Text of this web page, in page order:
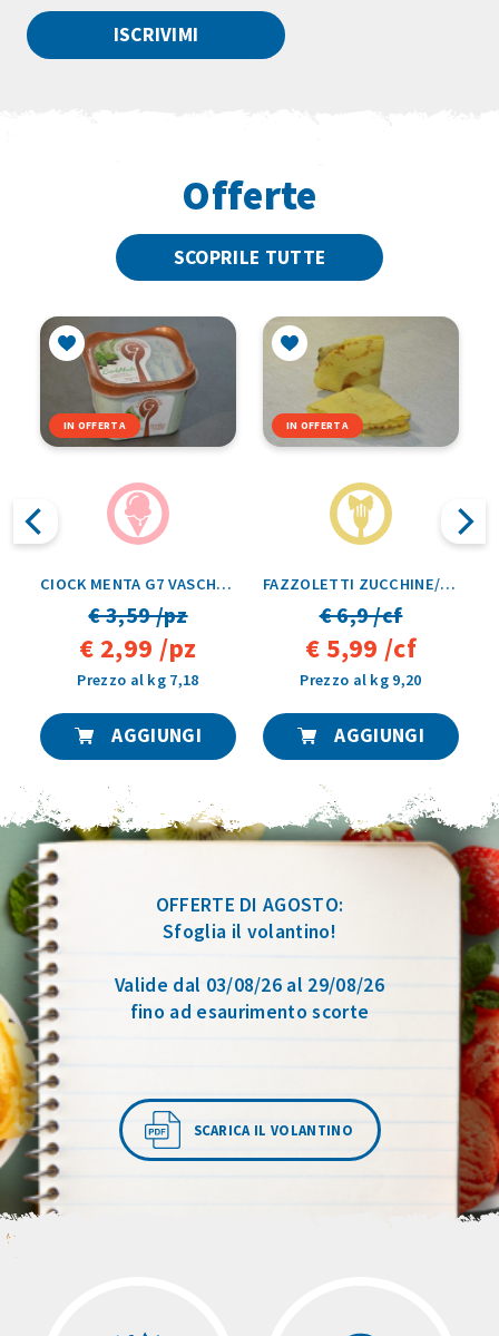
Offerte
SCOPRILE TUTTE
IN OFFERTA
CIOCK MENTA G7 VASCHETTA 500GR
€ 3,59 /pz
€ 2,99 /pz
Prezzo al kg 7,18
AGGIUNGI
IN OFFERTA
FAZZOLETTI ZUCCHINE/GAMBERETTI 10PZ 750G
€ 6,9 /cf
€ 5,99 /cf
Prezzo al kg 9,20
AGGIUNGI
OFFERTE DI AGOSTO:
Sfoglia il volantino!
Valide dal 03/08/26 al 29/08/26
fino ad esaurimento scorte
SCARICA IL VOLANTINO